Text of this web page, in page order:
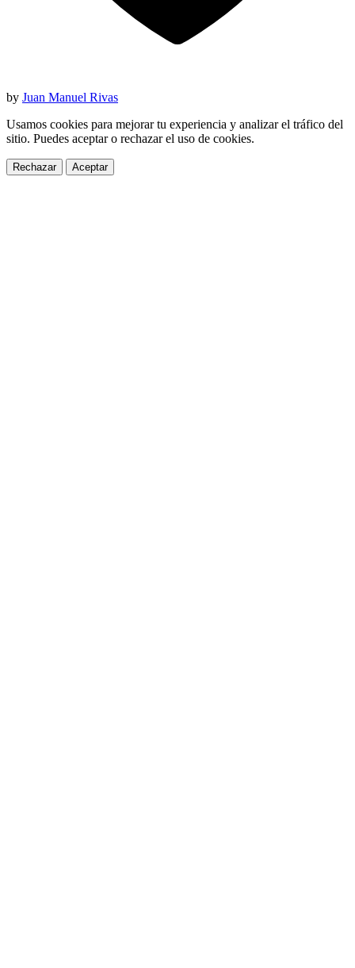
by Juan Manuel Rivas
Usamos cookies para mejorar tu experiencia y analizar el tráfico del
sitio. Puedes aceptar o rechazar el uso de cookies.
Rechazar Aceptar